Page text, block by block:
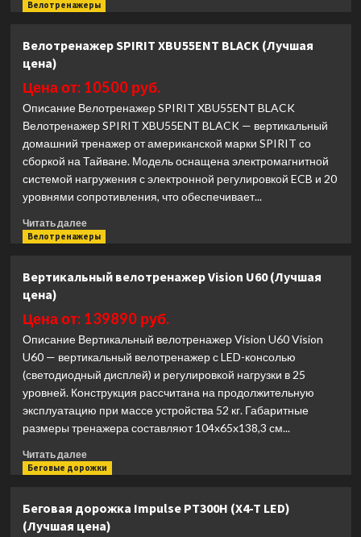
больше
тренажер
Fitness
XE195
(Лучшая
цена)
Велотренажеры
Велотренажер SPIRIT XBU55ENT BLACK (Лучшая
цена)
Цена от: 10500 руб.
Описание Велотренажер SPIRIT XBU55ENT BLACK
Велотренажер SPIRIT XBU55ENT BLACK — вертикальный
домашний тренажер от американской марки SPIRIT со
сборкой на Тайване. Модель оснащена электромагнитной
системой нагружения с электронной регулировкой ECB и 20
уровнями сопротивления, что обеспечивает...
Читать далееПрочитать
больше
SPIRIT
BLACK
(Лучшая
цена)
Велотренажеры
Вертикальный велотренажер Vision U60 (Лучшая
цена)
Цена от: 139890 руб.
Описание Вертикальный велотренажер Vision U60 Vision
U60 — вертикальный велотренажер с LED-консолью
(светодиодный дисплей) и регулировкой нагрузки в 25
уровней. Конструкция рассчитана на продолжительную
эксплуатацию при массе устройства 52 кг. Габаритные
размеры тренажера составляют 104x65x138,3 см...
Читать далееПрочитать
больше
велотренажер
Vision
Беговые дорожки
Беговая дорожка Impulse PT300H (X4-T LED)
(Лучшая цена)